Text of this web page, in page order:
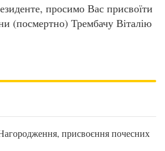
просимо Вас присвоїти
(посмертно) Трембачу Віталію
присвоєння почесних